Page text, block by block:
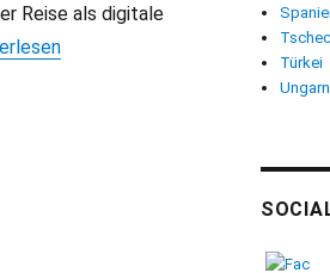
Reise als digitale
Jahresrückblick 2025: Bewegt
Türkei
Ungarn